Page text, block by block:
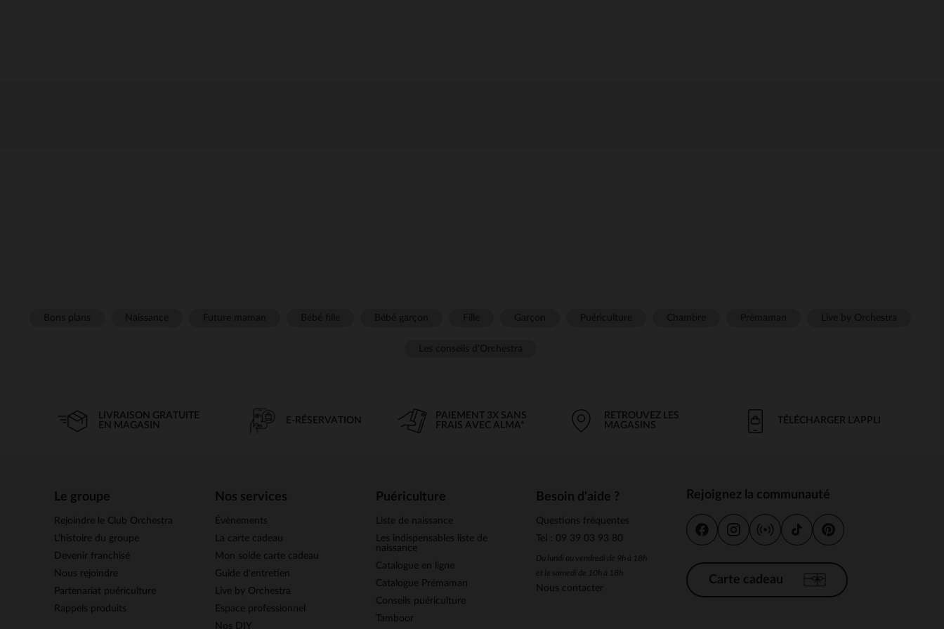
LIVRAISON GRATUITE
EN MAGASIN
E-RÉSERVATION
PAIEMENT 3X SANS
FRAIS AVEC ALMA*
RETROUVEZ LES
MAGASINS
TÉLÉCHARGER L'APPLI
Le groupe
Rejoindre le Club Orchestra
L’histoire du groupe
Devenir franchisé
Nous rejoindre
Partenariat puériculture
Rappels produits
Nos services
Évènements
La carte cadeau
Mon solde carte cadeau
Guide d'entretien
Live by Orchestra
Espace professionnel
Nos DIY
Puériculture
Liste de naissance
Les indispensables liste de
naissance
Catalogue en ligne
Catalogue Prémaman
Conseils puériculture
Tamboor
Besoin d'aide ?
Questions fréquentes
Tel : 09 39 03 93 80
Du lundi au vendredi de 9h à 18h
et le samedi de 10h à 18h
Nous contacter
Rejoignez la communauté
Carte cadeau